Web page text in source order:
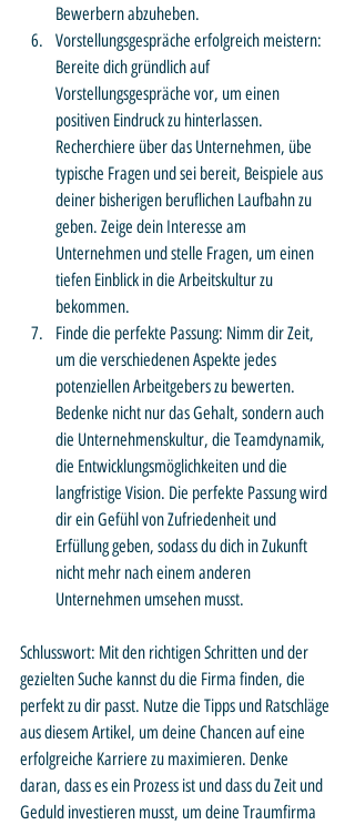
Bewerbern abzuheben.
Vorstellungsgespräche erfolgreich meistern:
Bereite dich gründlich auf
Vorstellungsgespräche vor, um einen
positiven Eindruck zu hinterlassen.
Recherchiere über das Unternehmen, übe
typische Fragen und sei bereit, Beispiele aus
deiner bisherigen beruflichen Laufbahn zu
geben. Zeige dein Interesse am
Unternehmen und stelle Fragen, um einen
tiefen Einblick in die Arbeitskultur zu
bekommen.
Finde die perfekte Passung: Nimm dir Zeit,
um die verschiedenen Aspekte jedes
potenziellen Arbeitgebers zu bewerten.
Bedenke nicht nur das Gehalt, sondern auch
die Unternehmenskultur, die Teamdynamik,
die Entwicklungsmöglichkeiten und die
langfristige Vision. Die perfekte Passung wird
dir ein Gefühl von Zufriedenheit und
Erfüllung geben, sodass du dich in Zukunft
nicht mehr nach einem anderen
Unternehmen umsehen musst.
Schlusswort: Mit den richtigen Schritten und der
gezielten Suche kannst du die Firma finden, die
perfekt zu dir passt. Nutze die Tipps und Ratschläge
aus diesem Artikel, um deine Chancen auf eine
erfolgreiche Karriere zu maximieren. Denke
daran, dass es ein Prozess ist und dass du Zeit und
Geduld investieren musst, um deine Traumfirma